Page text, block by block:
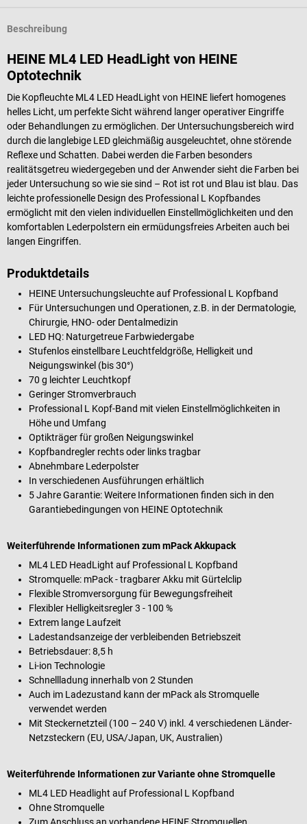
Beschreibung
HEINE ML4 LED HeadLight von HEINE
Optotechnik
Die Kopfleuchte ML4 LED HeadLight von HEINE liefert homogenes
helles Licht, um perfekte Sicht während langer operativer Eingriffe
oder Behandlungen zu ermöglichen. Der Untersuchungsbereich wird
durch die langlebige LED gleichmäßig ausgeleuchtet, ohne störende
Reflexe und Schatten. Dabei werden die Farben besonders
realitätsgetreu wiedergegeben und der Anwender sieht die Farben bei
jeder Untersuchung so wie sie sind – Rot ist rot und Blau ist blau. Das
leichte professionelle Design des Professional L Kopfbandes
ermöglicht mit den vielen individuellen Einstellmöglichkeiten und den
komfortablen Lederpolstern ein ermüdungsfreies Arbeiten auch bei
langen Eingriffen.
Produktdetails
HEINE Untersuchungsleuchte auf Professional L Kopfband
Für Untersuchungen und Operationen, z.B. in der Dermatologie,
Chirurgie, HNO- oder Dentalmedizin
LED HQ: Naturgetreue Farbwiedergabe
Stufenlos einstellbare Leuchtfeldgröße, Helligkeit und
Neigungswinkel (bis 30°)
70 g leichter Leuchtkopf
Geringer Stromverbrauch
Professional L Kopf-Band mit vielen Einstellmöglichkeiten in
Höhe und Umfang
Optikträger für großen Neigungswinkel
Kopfbandregler rechts oder links tragbar
Abnehmbare Lederpolster
In verschiedenen Ausführungen erhältlich
5 Jahre Garantie: Weitere Informationen finden sich in den
Garantiebedingungen von HEINE Optotechnik
Weiterführende Informationen zum mPack Akkupack
ML4 LED HeadLight auf Professional L Kopfband
Stromquelle: mPack - tragbarer Akku mit Gürtelclip
Flexible Stromversorgung für Bewegungsfreiheit
Flexibler Helligkeitsregler 3 - 100 %
Extrem lange Laufzeit
Ladestandsanzeige der verbleibenden Betriebszeit
Betriebsdauer: 8,5 h
Li-ion Technologie
Schnellladung innerhalb von 2 Stunden
Auch im Ladezustand kann der mPack als Stromquelle
verwendet werden
Mit Steckernetzteil (100 – 240 V) inkl. 4 verschiedenen Länder-
Netzsteckern (EU, USA/Japan, UK, Australien)
Weiterführende Informationen zur Variante ohne Stromquelle
ML4 LED Headlight auf Professional L Kopfband
Ohne Stromquelle